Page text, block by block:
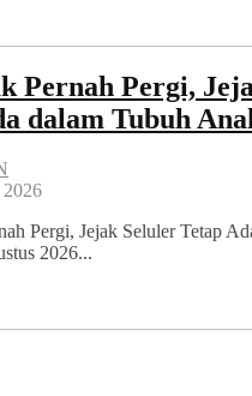
Pernah Pergi,
dalam Tubuh
Pergi, Jejak Seluler Tetap
2026...